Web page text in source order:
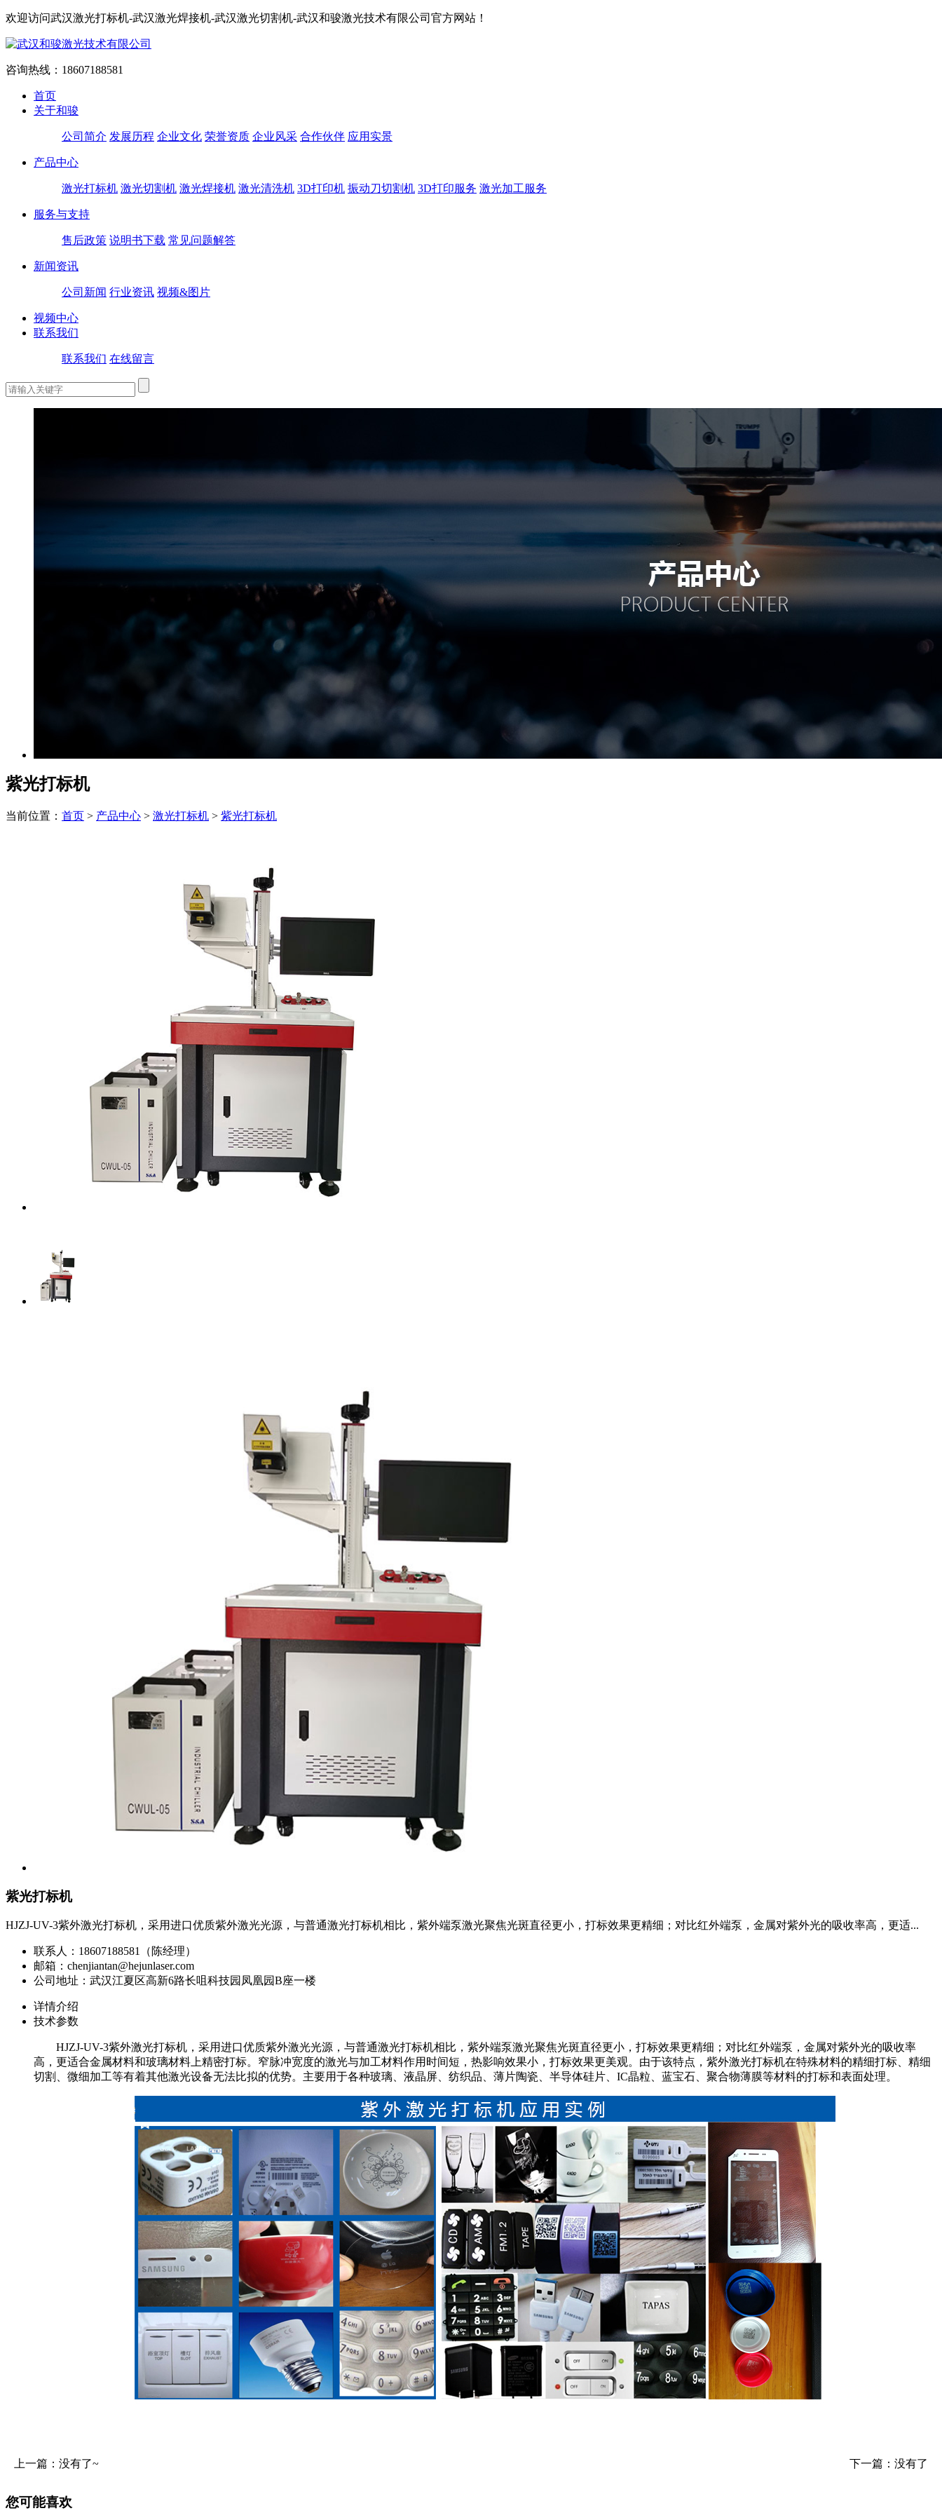
欢迎访问武汉激光打标机-武汉激光焊接机-武汉激光切割机-武汉和骏激光技术有限公司官方网站！
咨询热线： 18607188581
首页
关于和骏
公司简介 发展历程 企业文化 荣誉资质 企业风采 合作伙伴 应用实景
产品中心
激光打标机 激光切割机 激光焊接机 激光清洗机 3D打印机 振动刀切割机 3D打印服务 激光加工服务
服务与支持
售后政策 说明书下载 常见问题解答
新闻资讯
公司新闻 行业资讯 视频&图片
视频中心
联系我们
联系我们 在线留言
紫光打标机
当前位置： 首页 > 产品中心 > 激光打标机 > 紫光打标机
紫光打标机
HJZJ-UV-3紫外激光打标机，采用进口优质紫外激光光源，与普通激光打标机相比，紫外端泵激光聚焦光斑直径更小，打标效果更精细；对比红外端泵，金属对紫外光的吸收率高，更适...
联系人：18607188581（陈经理）
邮箱：chenjiantan@hejunlaser.com
公司地址：武汉江夏区高新6路长咀科技园凤凰园B座一楼
详情介绍
技术参数
HJZJ-UV-3紫外激光打标机，采用进口优质紫外激光光源，与普通激光打标机相比，紫外端泵激光聚焦光斑直径更小，打标效果更精细；对比红外端泵，金属对紫外光的吸收率
高，更适合金属材料和玻璃材料上精密打标。窄脉冲宽度的激光与加工材料作用时间短，热影响效果小，打标效果更美观。由于该特点，紫外激光打标机在特殊材料的精细打标、精细
切割、微细加工等有着其他激光设备无法比拟的优势。主要用于各种玻璃、液晶屏、纺织品、薄片陶瓷、半导体硅片、IC晶粒、蓝宝石、聚合物薄膜等材料的打标和表面处理。
上一篇：没有了~ 下一篇：没有了
您可能喜欢